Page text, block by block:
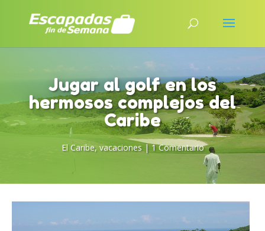
Jugar al golf en los
hermosos complejos del
Caribe
El Caribe,vacaciones|1 Comentario